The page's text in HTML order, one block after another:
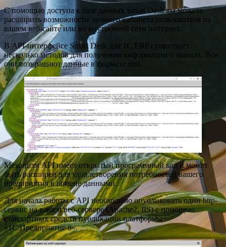
С помощью доступа к базе данных Smart Desk вы можете
расширить возможности личного кабинета пользователя на
вашем веб-сайте или во внутренней сети интернет.
В API-интерфейсе Smart Desk для 1С:ERP существует
несколько методов для получения информации о заявках. Все
они возвращают данные в формате xml.
Механизм API имеет открытый программный код и может
быть расширен для удовлетворения потребностей вашего
предприятия в обмене данными.
Для начала работы с API необходимо опубликовать один http-
сервис на вашем веб-сервере (Apache2, IIS) с помощью
стандартных средств публикации платформы
«1С:Предприятие 8».